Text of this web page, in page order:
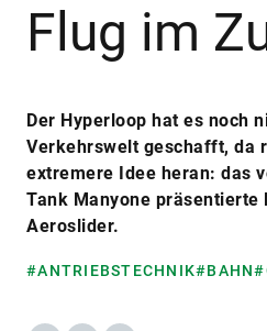
Flug im
Der Hyperloop hat es noch
Verkehrswelt geschafft, da
extremere Idee heran: das
Tank Manyone präsentierte
Aeroslider.
#ANTRIEBSTECHNIK#BAHN